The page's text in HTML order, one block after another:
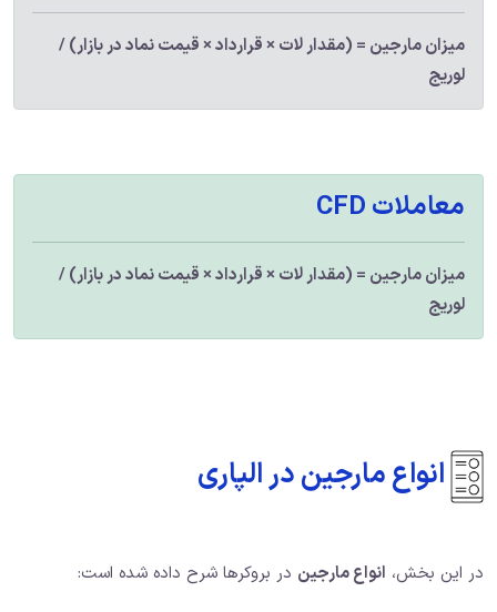
میزان مارجین = (مقدار لات × قرارداد × قیمت نماد در بازار) /
لوریج
معاملات CFD
میزان مارجین = (مقدار لات × قرارداد × قیمت نماد در بازار) /
لوریج
انواع مارجین در الپاری
در این بخش، انواع مارجین در بروکرها شرح داده شده است: